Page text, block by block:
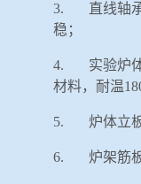
3. 直线轴
稳；
4. 实验炉
材料，耐温
5. 炉体立
6. 炉架筋